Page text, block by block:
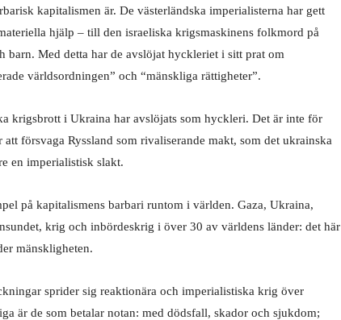
kapitalismen är. De västerländska imperialisterna har gett
hjälp – till den israeliska krigsmaskinens folkmord på
Med detta har de avslöjat hyckleriet i sitt prat om
världsordningen” och “mänskliga rättigheter”.
krigsbrott i Ukraina har avslöjats som hyckleri. Det är inte för
försvaga Ryssland som rivaliserande makt, som det ukrainska
en imperialistisk slakt.
på kapitalismens barbari runtom i världen. Gaza, Ukraina,
krig och inbördeskrig i över 30 av världens länder: det här
mänskligheten.
sprider sig reaktionära och imperialistiska krig över
är de som betalar notan: med dödsfall, skador och sjukdom;